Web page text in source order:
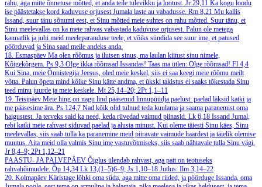
rahu, aga mitte õnnetuse mõtted, et anda teile tulevikku ja lootust. Jr 29,11 Ka kogu loodu
ise päästetakse kord kaduvuse orjusest Jumala laste au vabadusse. Rm 8,21 Mu kallis
Issand, suur tänu sõnumi eest, et Sinu mõtted meie suhtes on rahu mõtted. Suur tänu, et
Sinu meelevallas on ka meie rahvas vabastada kaduvuse orjusest. Palun ole meiega
kannatlik ja juhi meid meeleparanduse teele, et võiks sündida see suur ime, et patused
pöörduvad ja Sina saad meile andeks anda.
18. Esmaspäev Ma olen rõõmus ja ilutsen sinus, ma laulan kiitust sinu nimele,
Kõigekõrgem. Ps 9,3 Olge ikka rõõmsad Issandas! Taas ma ütlen: Olge rõõmsad! Fl 4,4
Kui Sina, meie Õnnistegija Jeesus, oled meie keskel, siis ei saa keegi meie rõõmu meilt
võtta. Palun õpeta mind kõike Sinu kätte andma, et ükski takistus ei saaks tõkestada Sinu
teed minu juurde ja meie keskele. Mt 25,14–20; 2Pt 1,1–11
19. Teisipäev Meie hing on nagu lind pääsenud linnupüüdja paelust: paelad läksid katki ja
me pääsesime ära. Ps 124,7 Nad kõik olid tulnud teda kuulama ja saama paranemist oma
haigustest. Ja terveks said ka need, keda rüvedad vaimud piinasid. Lk 6,18 Issand Jumal,
rebi katki meie rahvast siduvad paelad ja alusta minust. Kui oleme täiesti Sinu käes, Sinu
meelevallas, siis saab tulla ka paranemine meid piiravate vaimude haardest ja täielik olemise
muutus. Aita meid olla valmis Sinu ime vastuvõtmiseks, siis saab nähtavale tulla Sinu vägi.
Jr 8,4–9; 2Pt 1,12–21
PAASTU- JA PALVEPÄEV Õiglus ülendab rahvast, aga patt on teotuseks
rahvahõimudele. Õp 14,34 Lk 13,(1–5)6–9; Js 1,10–18 Jutlus: Ilm 3,14–22
20. Kolmapäev Käristage lõhki oma süda, aga mitte oma riided, ja pöörduge Issanda, oma